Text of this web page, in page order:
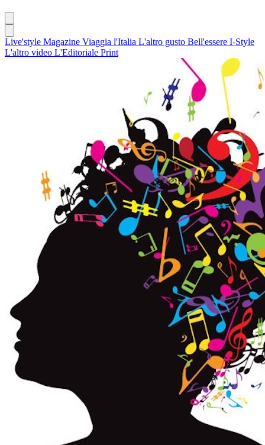
Live'style Magazine Viaggia l'Italia L'altro gusto Bell'essere I-Style
L'altro video L'Editoriale Print